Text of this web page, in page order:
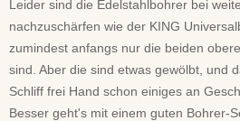
Leider sind die Edelstahlbohrer bei
nachzuschärfen wie der KING
zumindest anfangs nur die beiden
sind. Aber die sind etwas gewölbt, und
Schliff frei Hand schon einiges an
Besser geht's mit einem guten Bohrer-